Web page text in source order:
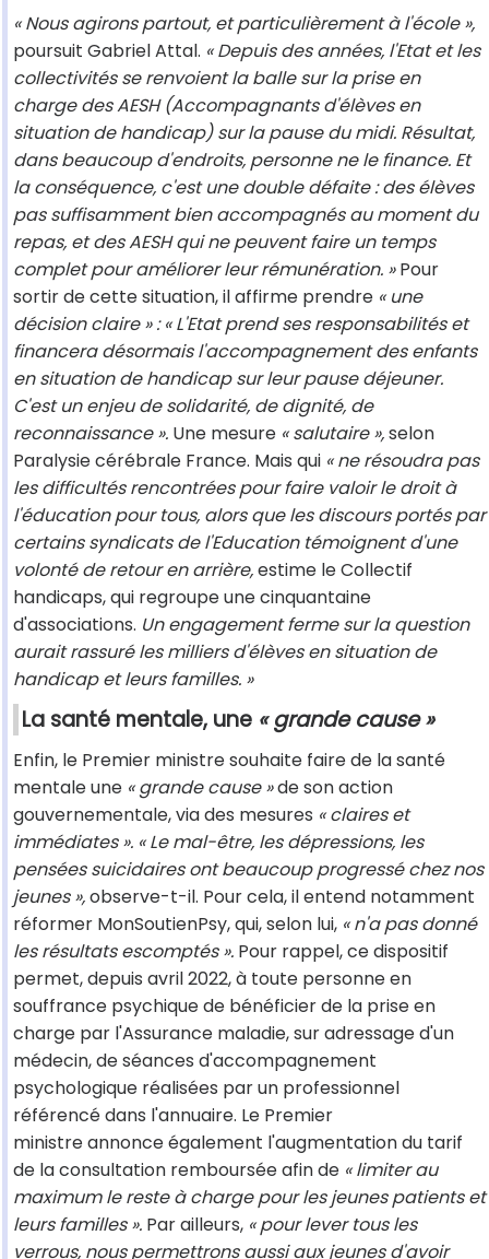
« Nous agirons partout, et particulièrement à l'école »,
poursuit Gabriel Attal. « Depuis des années, l'Etat et les
collectivités se renvoient la balle sur la prise en
charge des AESH (Accompagnants d'élèves en
situation de handicap) sur la pause du midi. Résultat,
dans beaucoup d'endroits, personne ne le finance. Et
la conséquence, c'est une double défaite : des élèves
pas suffisamment bien accompagnés au moment du
repas, et des AESH qui ne peuvent faire un temps
complet pour améliorer leur rémunération. »Pour
sortir de cette situation, il affirme prendre « une
décision claire » : « L'Etat prend ses responsabilités et
financera désormais l'accompagnement des enfants
en situation de handicap sur leur pause déjeuner.
C'est un enjeu de solidarité, de dignité, de
reconnaissance ». Une mesure « salutaire »,selon
Paralysie cérébrale France. Mais qui « ne résoudra pas
les difficultés rencontrées pour faire valoir le droit à
l'éducation pour tous, alors que les discours portés par
certains syndicats de l'Education témoignent d'une
volonté de retour en arrière,estime le Collectif
handicaps, qui regroupe une cinquantaine
d'associations. Un engagement ferme sur la question
aurait rassuré les milliers d'élèves en situation de
handicap et leurs familles. »
La santé mentale, une « grande cause »
Enfin, le Premier ministre souhaite faire de la santé
mentale une « grande cause »de son action
gouvernementale, via des mesures « claires et
immédiates ». « Le mal-être, les dépressions, les
pensées suicidaires ont beaucoup progressé chez nos
jeunes »,observe-t-il. Pour cela, il entend notamment
réformer MonSoutienPsy, qui, selon lui, « n'a pas donné
les résultats escomptés ». Pour rappel, ce dispositif
permet, depuis avril 2022, à toute personne en
souffrance psychique de bénéficier de la prise en
charge par l'Assurance maladie, sur adressage d'un
médecin, de séances d'accompagnement
psychologique réalisées par un professionnel
référencé dans l'annuaire. Le Premier
ministre annonce également l'augmentation du tarif
de la consultation remboursée afin de « limiter au
maximum le reste à charge pour les jeunes patients et
leurs familles ». Par ailleurs, « pour lever tous les
verrous, nous permettrons aussi aux jeunes d'avoir